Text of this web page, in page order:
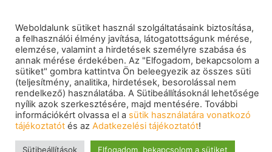
Impresszum|Adatkezelési tájékoztató|
Cookie szabályzat|Visszaélés-bejelentés|
Szerzői jogok
© 2026 eNET Magyaroszág Kft. – Minden jog
fenntartva
Weboldalunk sütiket használ szolgáltatásaink biztosítása,
a felhasználói élmény javítása, látogatottságunk mérése,
elemzése, valamint a hirdetések személyre szabása és
annak mérése érdekében. Az "Elfogadom, bekapcsolom a
sütiket" gombra kattintva Ön beleegyezik az összes süti
(teljesítmény, analitika, hirdetések, besorolással nem
rendelkező) használatába. A Sütibeállításoknál lehetősége
nyílik azok szerkesztésére, majd mentésére. További
információkért olvassa el a sütik használatára vonatkozó
tájékoztatót és az Adatkezelési tájékoztatót!
Sütibeállítások Elfogadom, bekapcsolom a sütiket